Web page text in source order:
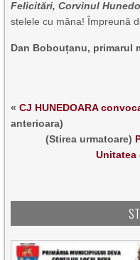
Felicitări, Corvinul
stelele cu mâna! Împreună
Dan Bobouțanu, primarul
«CJ HUNEDOARA
anterioara)
(Stirea urmatoare)
Unitatea